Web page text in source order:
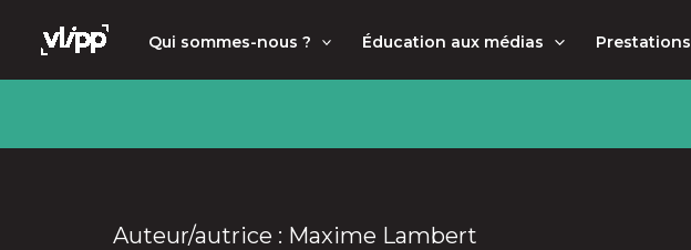
principal
Qui sommes-nous ? Éducation aux médias Prestations
Auteur/autrice : Maxime Lambert